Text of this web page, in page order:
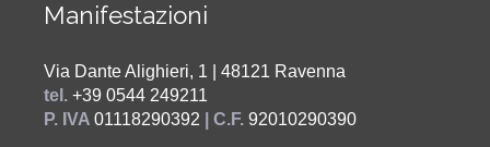
Manifestazioni
Via Dante Alighieri, 1 | 48121 Ravenna
tel. +39 0544 249211
P. IVA 01118290392 | C.F. 92010290390